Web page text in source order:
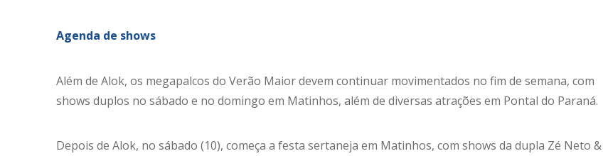
Agenda de shows
Além de Alok, os megapalcos do Verão Maior devem continuar movimentados no fim de semana, com
shows duplos no sábado e no domingo em Matinhos, além de diversas atrações em Pontal do Paraná.
Depois de Alok, no sábado (10), começa a festa sertaneja em Matinhos, com shows da dupla Zé Neto &